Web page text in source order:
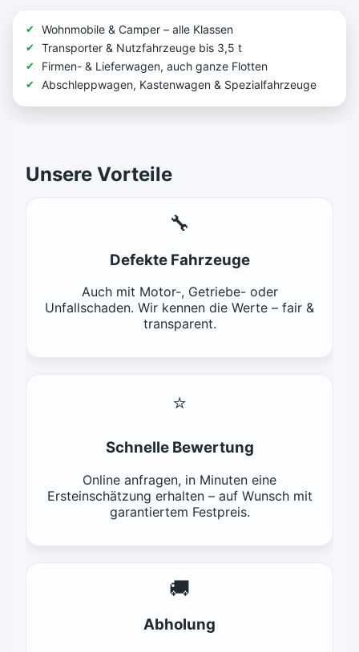
Wohnmobile & Camper – alle Klassen
Transporter & Nutzfahrzeuge bis 3,5 t
Firmen- & Lieferwagen, auch ganze Flotten
Abschleppwagen, Kastenwagen & Spezialfahrzeuge
Unsere Vorteile
🔧
Defekte Fahrzeuge
Auch mit Motor-, Getriebe- oder
Unfallschaden. Wir kennen die Werte – fair &
transparent.
⭐
Schnelle Bewertung
Online anfragen, in Minuten eine
Ersteinschätzung erhalten – auf Wunsch mit
garantiertem Festpreis.
🚚
Abholung